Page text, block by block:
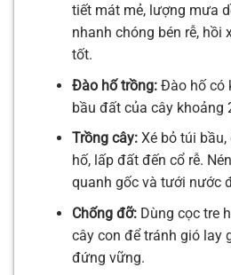
tiết mát mẻ, lượng mưa
nhanh chóng bén rễ, hồi
tốt.
Đào hố trồng:Đào hố có
bầu đất của cây khoảng
Trồng cây:Xé bỏ túi bầu,
hố, lấp đất đến cổ rễ.
quanh gốc và tưới nước
Chống đỡ:Dùng cọc tre
cây con để tránh gió lay
đứng vững.